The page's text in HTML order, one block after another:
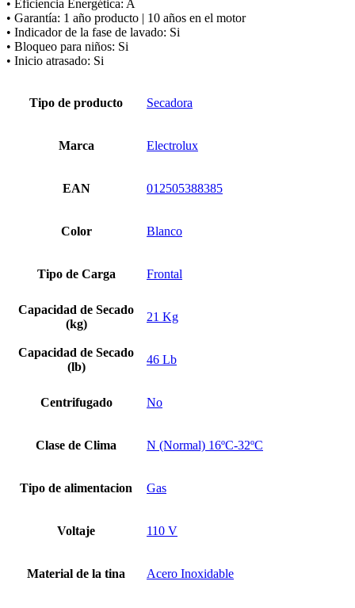
• Eficiencia Energética: A
• Garantía: 1 año producto | 10 años en el motor
• Indicador de la fase de lavado: Si
• Bloqueo para niños: Si
• Inicio atrasado: Si
Tipo de producto Secadora
Marca Electrolux
EAN 012505388385
Color Blanco
Tipo de Carga Frontal
Capacidad de Secado
(kg)
21 Kg
Capacidad de Secado
(lb)
46 Lb
Centrifugado No
Clase de Clima N (Normal) 16ºC-32ºC
Tipo de alimentacion Gas
Voltaje 110 V
Material de la tina Acero Inoxidable